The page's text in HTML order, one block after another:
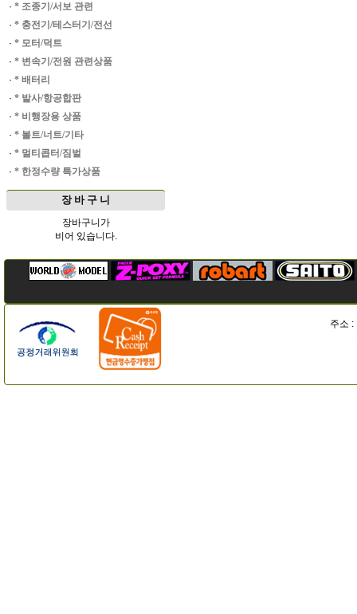
· * 조종기/서보 관련
· * 충전기/테스터기/전선
· * 모터/덕트
· * 변속기/전원 관련상품
· * 배터리
· * 발사/항공합판
· * 비행장용 상품
· * 볼트/너트/기타
· * 멀티콥터/짐벌
· * 한정수량 특가상품
장 바 구 니
장바구니가
비어 있습니다.
주소